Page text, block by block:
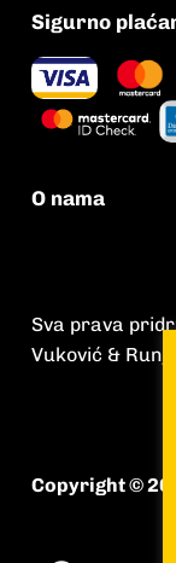
Sigurno
O nama
Sva prava
Vuković & Runjić
Copyright ©